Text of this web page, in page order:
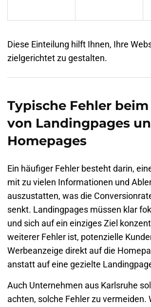
Diese Einteilung hilft Ihnen, Ihre
zielgerichtet zu gestalten.
Typische Fehler
von Landingpages
Homepages
Ein häufiger Fehler besteht darin,
mit zu vielen Informationen und
auszustatten, was die
senkt. Landingpages müssen klar
und sich auf ein einziges Ziel
weiterer Fehler ist, potenzielle
Werbeanzeige direkt auf die
anstatt auf eine gezielte
Auch Unternehmen aus Karlsruhe
achten, solche Fehler zu vermeiden.